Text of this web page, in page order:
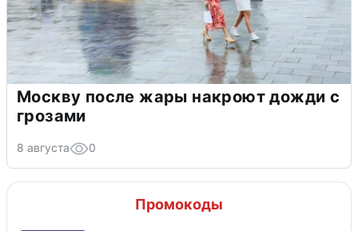
Москву после жары накроют дожди с
грозами
8 августа 0
Промокоды